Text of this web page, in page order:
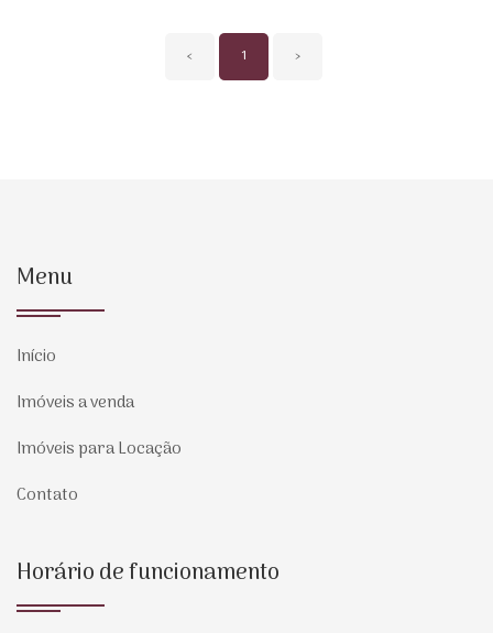
‹ 1 ›
Menu
Início
Imóveis a venda
Imóveis para Locação
Contato
Horário de funcionamento